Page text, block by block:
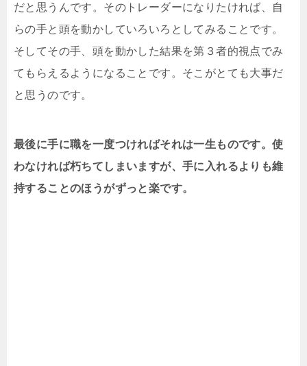
だと思うんです。そのトレーダーになりたければ、自
らの手と頭を動かしていろいろとしてみることです。
そしてその手、頭を動かした結果を第３者的視点でみ
てもらえるようになることです。そこがとても大事だ
と思うのです。
最後に手に職を一度つければそれは一生ものです。使
わなければ朽ちてしまいますが、手に入れるよりも維
持することのほうがずっと楽です。